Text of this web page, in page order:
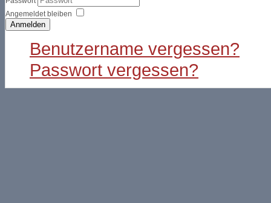
Angemeldet bleiben
Anmelden
Benutzername vergessen?
Passwort vergessen?